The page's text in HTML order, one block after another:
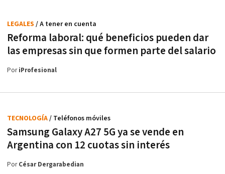
Reforma laboral: qué beneficios pueden dar
las empresas sin que formen parte del salario
LEGALES / A tener en cuenta
PoriProfesional
Samsung Galaxy A27 5G ya se vende en
Argentina con 12 cuotas sin interés
TECNOLOGÍA/ Teléfonos móviles
PorCésar Dergarabedian